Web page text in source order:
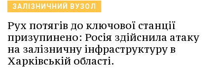
ЗАЛІЗНИЧНИЙ ВУЗОЛ
Рух потягів до ключової станції
призупинено: Росія здійснила атаку
на залізничну інфраструктуру в
Харківській області.